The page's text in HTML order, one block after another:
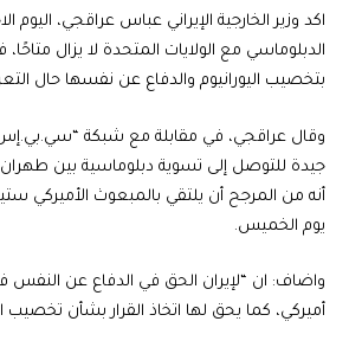
اكد وزير الخارجية الإيراني عباس عراقجي، اليوم
الدبلوماسي مع الولايات المتحدة لا يزال
بتخصيب اليورانيوم والدفاع عن نفسها حال
وقال عراقجي، في مقابلة مع شبكة
جيدة للتوصل إلى تسوية دبلوماسية بين
أنه من المرجح أن يلتقي بالمبعوث الأميركي
يوم الخميس.
واضاف: ان “لإيران الحق في الدفاع عن
أميركي، كما يحق لها اتخاذ القرار بشأن تخصيب